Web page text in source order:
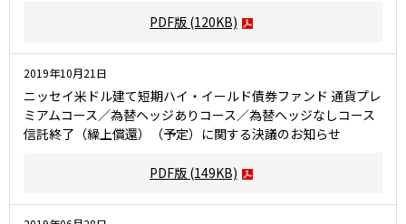
PDF版 (120KB)
2019年10月21日
ニッセイ米ドル建て短期ハイ・イールド債券ファンド 通貨プレ
ミアムコース／為替ヘッジありコース／為替ヘッジなしコース
信託終了（繰上償還）（予定）に関する決議のお知らせ
PDF版 (149KB)